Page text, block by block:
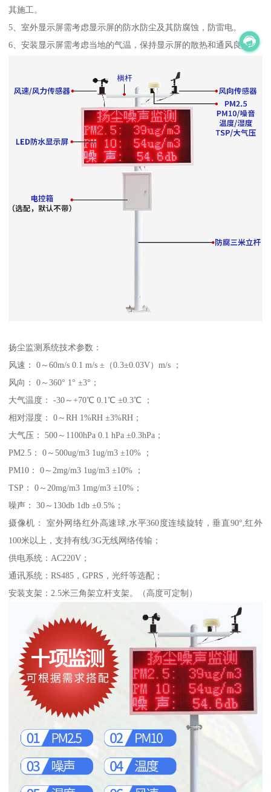
其施工。
5、室外显示屏需考虑显示屏的防水防尘及其防腐蚀，防雷电。
6、安装显示屏需考虑当地的气温，保持显示屏的散热和通风良好。
扬尘监测系统技术参数：
风速： 0～60m/s 0.1 m/s ±（0.3±0.03V）m/s ；
风向： 0～360° 1° ±3°；
大气温度： -30～+70℃ 0.1℃ ±0.3℃ ；
相对湿度： 0～RH 1%RH ±3%RH；
大气压： 500～1100hPa 0.1 hPa ±0.3hPa；
PM2.5： 0～500ug/m3 1ug/m3 ±10% ；
PM10： 0～2mg/m3 1ug/m3 ±10% ；
TSP： 0～20mg/m3 1mg/m3 ±10%；
噪声： 30～130db 1db ±0.5%；
摄像机： 室外网络红外高速球,水平360度连续旋转，垂直90°,红外
100米以上，支持有线/3G无线网络传输；
供电系统：AC220V；
通讯系统：RS485，GPRS，光纤等选配；
安装支架：2.5米三角架立杆支架。（高度可定制）